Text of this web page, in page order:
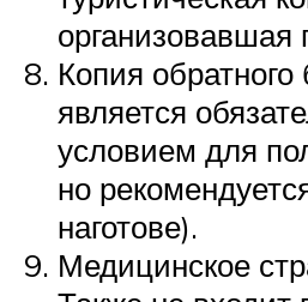
организовавшая
Копия обратного
является
условием для
но
наготове).
Медицинское